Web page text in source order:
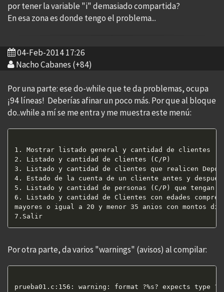
por tener la variable "i" demasiado compartida?
En esa zona es donde tengo el problema...
04-Feb-2014 17:26
Nacho Cabanes (+84)
Por una parte: ese do-while que te da problemas, ocupa
¡94 líneas! Deberías afinar un poco más. Por que al bloque
do..while a mí se me entra y me muestra este menú:
1. Mostrar listado general y cantidad de clientes
2. Listado y cantidad de clientes (C/P)
3. Listado y cantidad de clientes que realicen
4. Estado de la cuenta de un cliente antes y despues
5. Listado y cantidad de personas (C/P) que tengan
6. Listado y cantidad de Clientes con edades
mayores o igual a 20 y menor 35 anios con montos
Por otra parte, da varios "warnings" (avisos) al compilar:
prueba01.c:156: warning: format ?%s? expects type